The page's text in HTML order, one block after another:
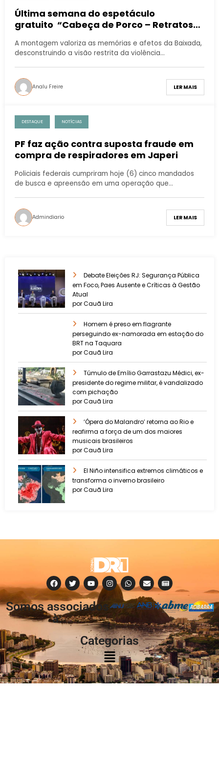
Última semana do espetáculo
gratuito “Cabeça de Porco – Retratos
A montagem valoriza as memórias e afetos da Baixada,
desconstruindo a visão restrita da violência…
Analu Freire LER MAIS
DESTAQUE NOTÍCIAS
PF faz ação contra suposta fraude em
compra de respiradores em Japeri
Policiais federais cumpriram hoje (6) cinco mandados
de busca e apreensão em uma operação que…
Admindiario LER MAIS
Debate Eleições RJ: Segurança Pública
em Foco, Paes Ausente e Críticas à Gestão
Atual
por Cauã Lira
Homem é preso em flagrante
perseguindo ex-namorada em estação do
BRT na Taquara
por Cauã Lira
Túmulo de Emílio Garrastazu Médici, ex-
presidente do regime militar, é vandalizado
com pichação
por Cauã Lira
‘Ópera do Malandro’ retorna ao Rio e
reafirma a força de um dos maiores
musicais brasileiros
por Cauã Lira
El Niño intensifica extremos climáticos e
transforma o inverno brasileiro
por Cauã Lira
Somos associados
à:
Categorias